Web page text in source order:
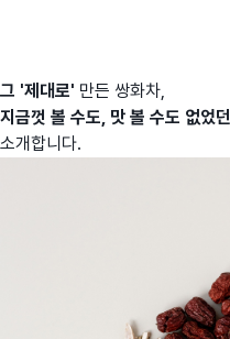
그 '제대로' 만든 쌍화차,
지금껏 볼 수도, 맛 볼 수도 없었던
소개합니다.